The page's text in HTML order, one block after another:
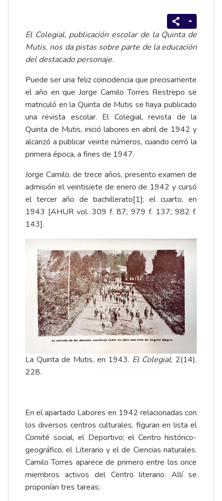
El Colegial, publicación escolar de la Quinta de
Mutis, nos da pistas sobre parte de la educación
del destacado personaje.
Puede ser una feliz coincidencia que precisamente
el año en que Jorge Camilo Torres Restrepo se
matriculó en la Quinta de Mutis se haya publicado
una revista escolar. El Colegial, revista de la
Quinta de Mutis, inició labores en abril de 1942 y
alcanzó a publicar veinte números, cuando cerró la
primera época, a fines de 1947.
Jorge Camilo, de trece años, presento examen de
admisión el veintisiete de enero de 1942 y cursó
el tercer año de bachillerato[1]; el cuarto, en
1943 [AHUR vol. 309 f. 87; 979 f. 137; 982 f.
143].
La Quinta de Mutis, en 1943. El Colegial, 2(14),
228.
En el apartado Labores en 1942 relacionadas con
los diversos centros culturales, figuran en lista el
Comité social, el Deportivo; el Centro histórico-
geográfico, el Literario y el de Ciencias naturales.
Camilo Torres aparece de primero entre los once
miembros activos del Centro literario. Allí se
proponían tres tareas: